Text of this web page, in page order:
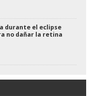
durante el eclipse
no dañar la retina